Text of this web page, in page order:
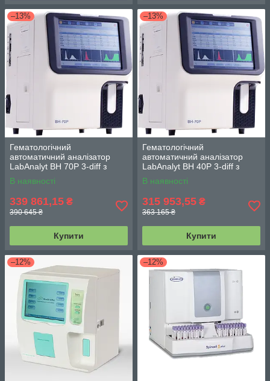
–13%
Гематологічний
автоматичний аналізатор
LabAnalyt BH 70Р 3-diff з
джерелом безперебійного
живлення
В наявності
339 861,15 ₴
390 645 ₴
Купити
–13%
Гематологічний
автоматичний аналізатор
LabAnalyt BH 40Р 3-diff з
джерелом безперебійного
живлення
В наявності
315 953,55 ₴
363 165 ₴
Купити
–12% –12%